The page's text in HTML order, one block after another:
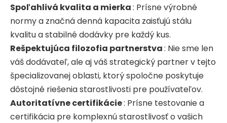
Spoľahlivá kvalita a mierka: Prísne výrobné
normy a značná denná kapacita zaisťujú stálu
kvalitu a stabilné dodávky pre každý kus.
Rešpektujúca filozofia partnerstva: Nie sme len
váš dodávateľ, ale aj váš strategický partner v tejto
špecializovanej oblasti, ktorý spoločne poskytuje
dôstojné riešenia starostlivosti pre používateľov.
Autoritatívne certifikácie: Prísne testovanie a
certifikácia pre komplexnú starostlivosť o vašich